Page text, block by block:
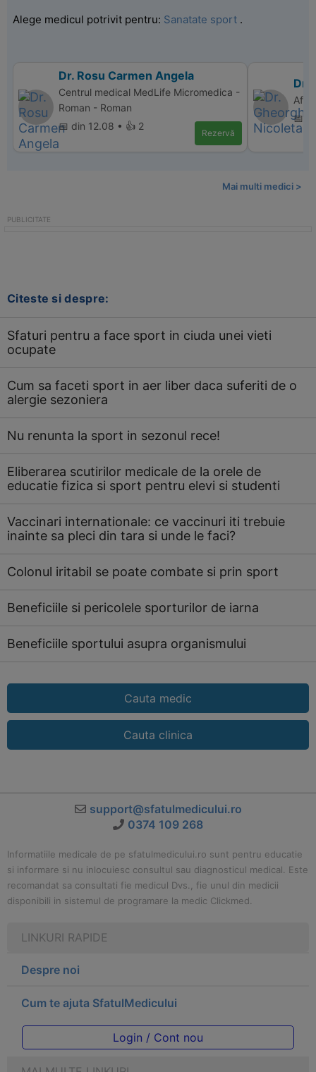
Alege medicul potrivit pentru: Sanatate sport .
Dr. Rosu Carmen Angela
Centrul medical MedLife Micromedica -
Roman - Roman
📅 din 12.08 • 👍 2
Rezervă
Dr.
📅
Mai multi medici >
Citeste si despre:
Sfaturi pentru a face sport in ciuda unei vieti
ocupate
Cum sa faceti sport in aer liber daca suferiti de o
alergie sezoniera
Nu renunta la sport in sezonul rece!
Eliberarea scutirilor medicale de la orele de
educatie fizica si sport pentru elevi si studenti
Vaccinari internationale: ce vaccinuri iti trebuie
inainte sa pleci din tara si unde le faci?
Colonul iritabil se poate combate si prin sport
Beneficiile si pericolele sporturilor de iarna
Beneficiile sportului asupra organismului
Cauta medic
Cauta clinica
support@sfatulmedicului.ro
0374 109 268
Informatiile medicale de pe sfatulmedicului.ro sunt pentru educatie
si informare si nu inlocuiesc consultul sau diagnosticul medical. Este
recomandat sa consultati fie medicul Dvs., fie unul din medicii
disponibili in sistemul de programare la medic Clickmed.
LINKURI RAPIDE
Despre noi
Cum te ajuta SfatulMedicului
Login / Cont nou